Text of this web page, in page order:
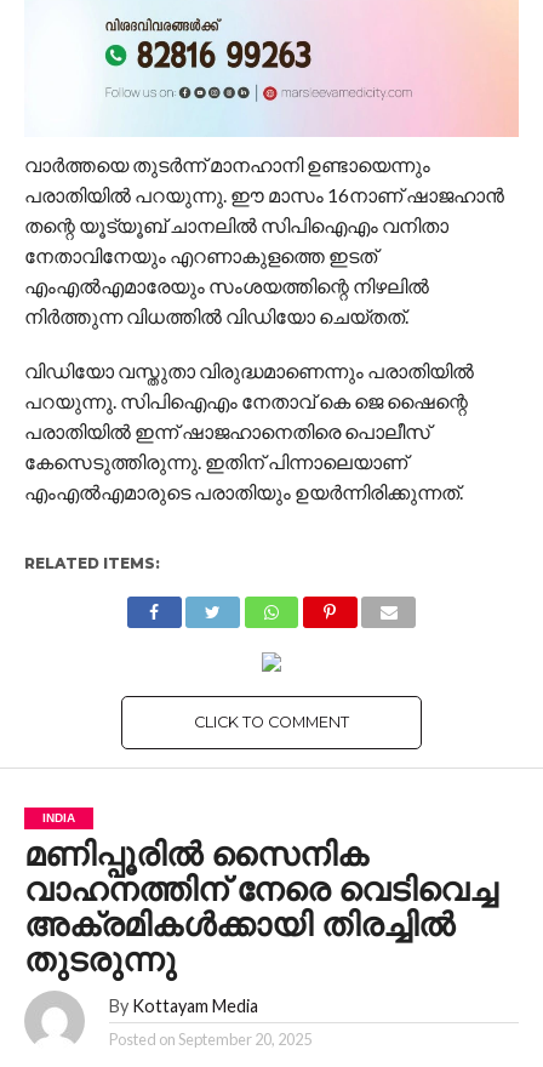
വാര്‍ത്തയെ തുടര്‍ന്ന് മാനഹാനി ഉണ്ടായെന്നും
പരാതിയില്‍ പറയുന്നു. ഈ മാസം 16നാണ് ഷാജഹാന്‍
തന്റെ യൂട്യൂബ് ചാനലില്‍ സിപിഐഎം വനിതാ
നേതാവിനേയും എറണാകുളത്തെ ഇടത്
എംഎല്‍എമാരേയും സംശയത്തിന്റെ നിഴലില്‍
നിര്‍ത്തുന്ന വിധത്തില്‍ വിഡിയോ ചെയ്തത്.
വിഡിയോ വസ്തുതാ വിരുദ്ധമാണെന്നും പരാതിയില്‍
പറയുന്നു. സിപിഐഎം നേതാവ് കെ ജെ ഷൈന്റെ
പരാതിയില്‍ ഇന്ന് ഷാജഹാനെതിരെ പൊലീസ്
കേസെടുത്തിരുന്നു. ഇതിന് പിന്നാലെയാണ്
എംഎല്‍എമാരുടെ പരാതിയും ഉയര്‍ന്നിരിക്കുന്നത്.
RELATED ITEMS:
CLICK TO COMMENT
INDIA
മണിപ്പൂരിൽ സൈനിക
വാഹനത്തിന് നേരെ വെടിവെച്ച
അക്രമികൾക്കായി തിരച്ചിൽ
തുടരുന്നു
By Kottayam Media
Posted onSeptember 20, 2025